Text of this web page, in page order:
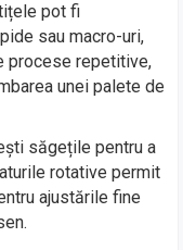
pot fi
sau macro-uri,
procese repetitive,
unei palete de
săgețile pentru a
rotative permit
ajustările fine